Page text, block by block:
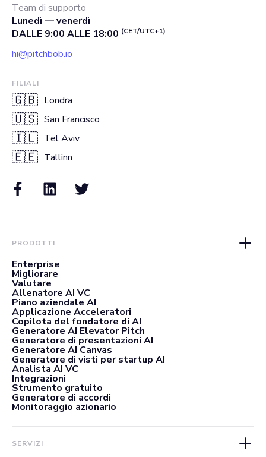
Team di supporto
Lunedì — venerdì
DALLE 9:00 ALLE 18:00 (CET/UTC+1)
hi@pitchbob.io
FILIALI
🇬🇧 Londra
🇺🇸 San Francisco
🇮🇱 Tel Aviv
🇪🇪 Tallinn
PRODOTTI
Enterprise
Migliorare
Valutare
Allenatore AI VC
Piano aziendale AI
Applicazione Acceleratori
Copilota del fondatore di AI
Generatore AI Elevator Pitch
Generatore di presentazioni AI
Generatore AI Canvas
Generatore di visti per startup AI
Analista AI VC
Integrazioni
Strumento gratuito
Generatore di accordi
Monitoraggio azionario
SERVIZI